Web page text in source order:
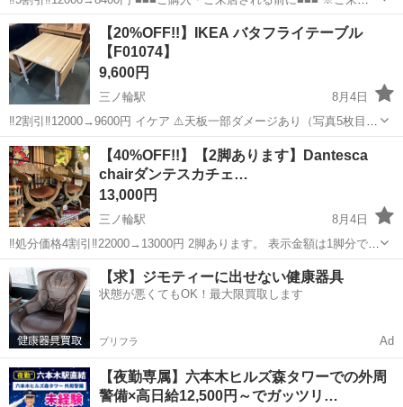
前に必ず在庫の確認のメッセージ or 電話をお願い致します。 ※メッ
セージやご連絡なしにご来店された場合ご対応出来かねる場合があ
り...
東京 荒川区 インテリア雑貨/小物 李朝家具
【20%OFF!!】IKEA バタフライテーブル
【F01074】
9,600円
三ノ輪駅
8月4日
‼️2割引‼️12000→9600円 イケア ⚠️天板一部ダメージあり（写真5枚目）
■■■ご購入・ご来店される前に■■■ お電話でのお問い合わせの際は、
【F+++++】の管理番号をお伝え頂けるとスムーズにご案内させ...
東京 荒川区 テーブル 店頭
【40%OFF!!】【2脚あります】Dantesca
chairダンテスカチェ…
13,000円
三ノ輪駅
8月4日
‼️処分価格4割引‼️22000→13000円 2脚あります。 表示金額は1脚分で
す。 1脚からご購入いただけます。 ■■■ご購入・ご来店される前に
■■■ お電話でのお問い合わせの際は、【F+++++】の管理番号をお...
東京 荒川区 三ノ輪駅 店頭
【求】ジモティーに出せない健康器具
状態が悪くてもOK！最大限買取します
プリフラ Ad
【夜勤専属】六本木ヒルズ森タワーでの外周
警備×高日給12,500円～でガッツリ…